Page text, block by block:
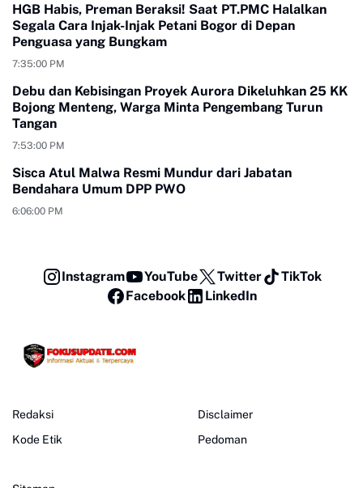
HGB Habis, Preman Beraksi! Saat PT.PMC Halalkan
Segala Cara Injak-Injak Petani Bogor di Depan
Penguasa yang Bungkam
7:35:00 PM
Debu dan Kebisingan Proyek Aurora Dikeluhkan 25 KK
Bojong Menteng, Warga Minta Pengembang Turun
Tangan
7:53:00 PM
Sisca Atul Malwa Resmi Mundur dari Jabatan
Bendahara Umum DPP PWO
6:06:00 PM
Instagram YouTube Twitter
TikTok
Facebook
LinkedIn
Redaksi
Kode Etik
Disclaimer
Pedoman